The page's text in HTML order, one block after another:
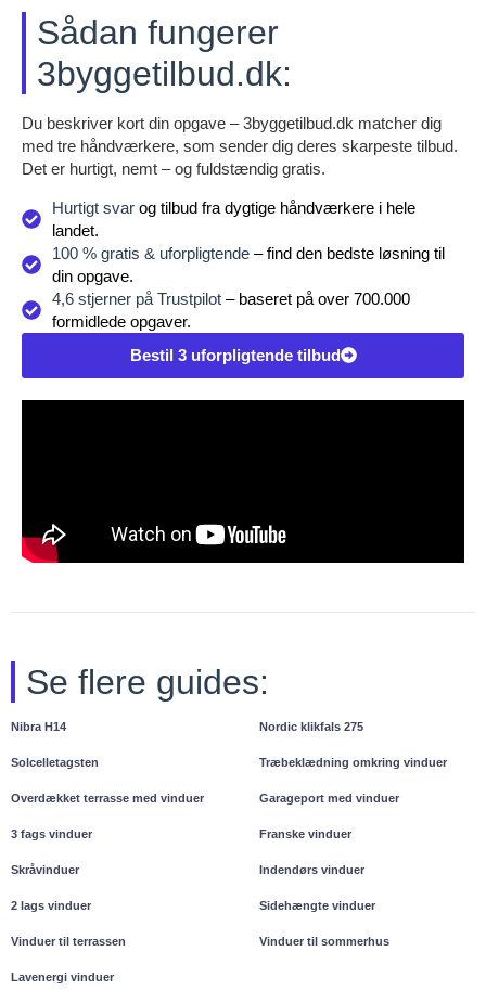
Sådan fungerer
3byggetilbud.dk:
Du beskriver kort din opgave – 3byggetilbud.dk matcher dig
med tre håndværkere, som sender dig deres skarpeste tilbud.
Det er hurtigt, nemt – og fuldstændig gratis.
Hurtigt svarog tilbud fra dygtige håndværkere i hele
landet.
100 % gratis & uforpligtende– find den bedste løsning til
din opgave.
4,6 stjerner på Trustpilot– baseret på over 700.000
formidlede opgaver.
Bestil 3 uforpligtende tilbud
Se flere guides:
Nibra H14 Nordic klikfals 275
Solcelletagsten Træbeklædning omkring vinduer
Overdækket terrasse med vinduer Garageport med vinduer
3 fags vinduer Franske vinduer
Skråvinduer Indendørs vinduer
2 lags vinduer Sidehængte vinduer
Vinduer til terrassen Vinduer til sommerhus
Lavenergi vinduer